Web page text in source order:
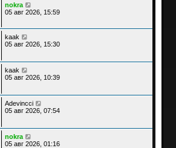
nokra
05 авг 2026, 15:59
kaak
05 авг 2026, 15:30
kaak
05 авг 2026, 10:39
Adevincci
05 авг 2026, 07:54
nokra
05 авг 2026, 01:16